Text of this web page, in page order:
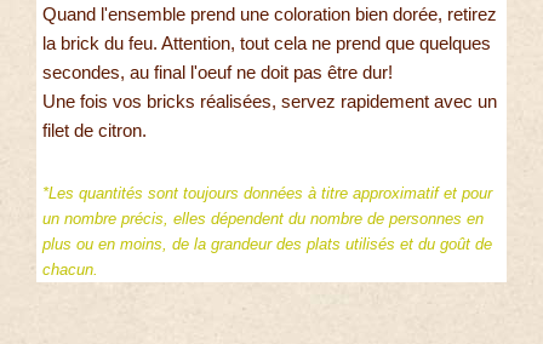
Quand l'ensemble prend une coloration bien dorée, retirez
la brick du feu. Attention, tout cela ne prend que quelques
secondes, au final l'oeuf ne doit pas être dur!
Une fois vos bricks réalisées, servez rapidement avec un
filet de citron.
*Les quantités sont toujours données à titre approximatif et pour
un nombre précis, elles dépendent du nombre de personnes en
plus ou en moins, de la grandeur des plats utilisés et du goût de
chacun.